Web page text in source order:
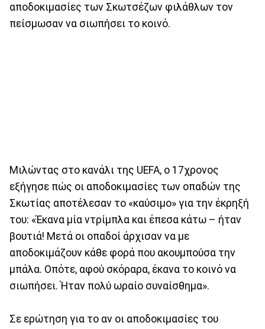
αποδοκιμασίες των Σκωτσέζων φιλάθλων τον
πείσμωσαν να σιωπήσει το κοινό.
Μιλώντας στο κανάλι της UEFA, ο 17χρονος
εξήγησε πώς οι αποδοκιμασίες των οπαδών της
Σκωτίας αποτέλεσαν το «καύσιμο» για την έκρηξή
του: «Έκανα μία ντρίμπλα και έπεσα κάτω – ήταν
βουτιά! Μετά οι οπαδοί άρχισαν να με
αποδοκιμάζουν κάθε φορά που ακουμπούσα την
μπάλα. Οπότε, αφού σκόραρα, έκανα το κοινό να
σιωπήσει. Ήταν πολύ ωραίο συναίσθημα».
Σε ερώτηση για το αν οι αποδοκιμασίες του